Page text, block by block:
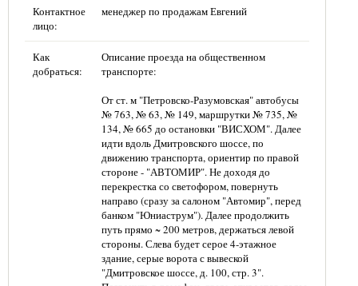
Контактное
лицо:
менеджер по продажам Евгений
Как
добраться:
Описание проезда на общественном
транспорте:
От ст. м "Петровско-Разумовская" автобусы
№ 763, № 63, № 149, маршрутки № 735, №
134, № 665 до остановки "ВИСХОМ". Далее
идти вдоль Дмитровского шоссе, по
движению транспорта, ориентир по правой
стороне - "АВТОМИР". Не доходя до
перекрестка со светофором, повернуть
направо (сразу за салоном "Автомир", перед
банком "Юниаструм"). Далее продолжить
путь прямо ~ 200 метров, держаться левой
стороны. Слева будет серое 4-этажное
здание, серые ворота с вывеской
"Дмитровское шоссе, д. 100, стр. 3".